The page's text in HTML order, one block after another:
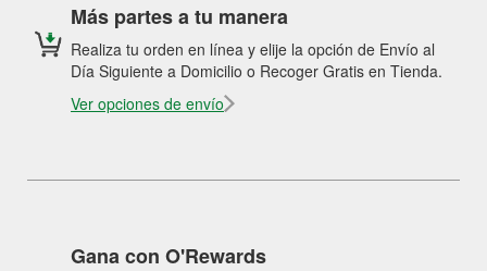
Más partes a tu manera
Realiza tu orden en línea y elije la opción de Envío al
Día Siguiente a Domicilio o Recoger Gratis en Tienda.
Ver opciones de envío
Gana con O'Rewards